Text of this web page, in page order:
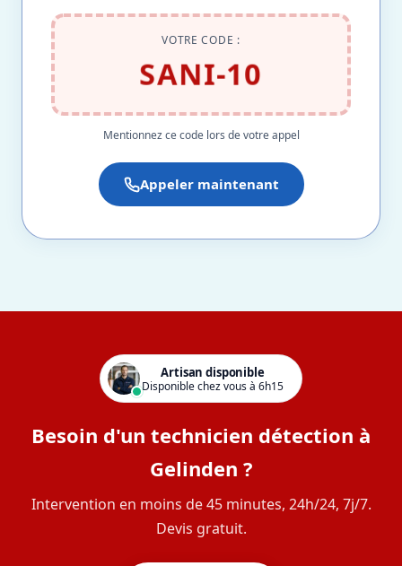
VOTRE CODE :
SANI-10
Mentionnez ce code lors de votre appel
Appeler maintenant
Artisan disponible
Disponible chez vous à 6h15
Besoin d'un technicien détection à
Gelinden ?
Intervention en moins de 45 minutes, 24h/24, 7j/7.
Devis gratuit.